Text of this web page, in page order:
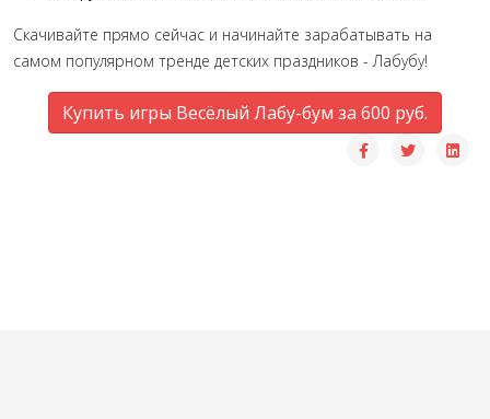
Скачивайте прямо сейчас и начинайте зарабатывать на
самом популярном тренде детских праздников - Лабубу!
Купить игры Весёлый Лабу-бум за 600 руб.